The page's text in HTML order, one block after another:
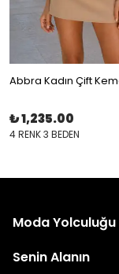
₺ 1,235.00
4 RENK 3 BEDEN
Moda Yolculuğu
Senin Alanın